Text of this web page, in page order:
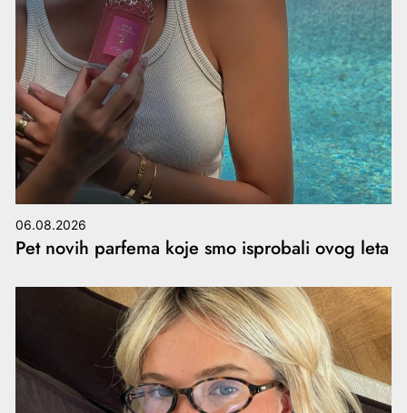
06.08.2026
Pet novih parfema koje smo isprobali ovog leta